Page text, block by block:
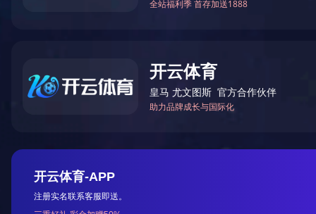
惠鑫无处不在 · 亮相广州
2020-08-26